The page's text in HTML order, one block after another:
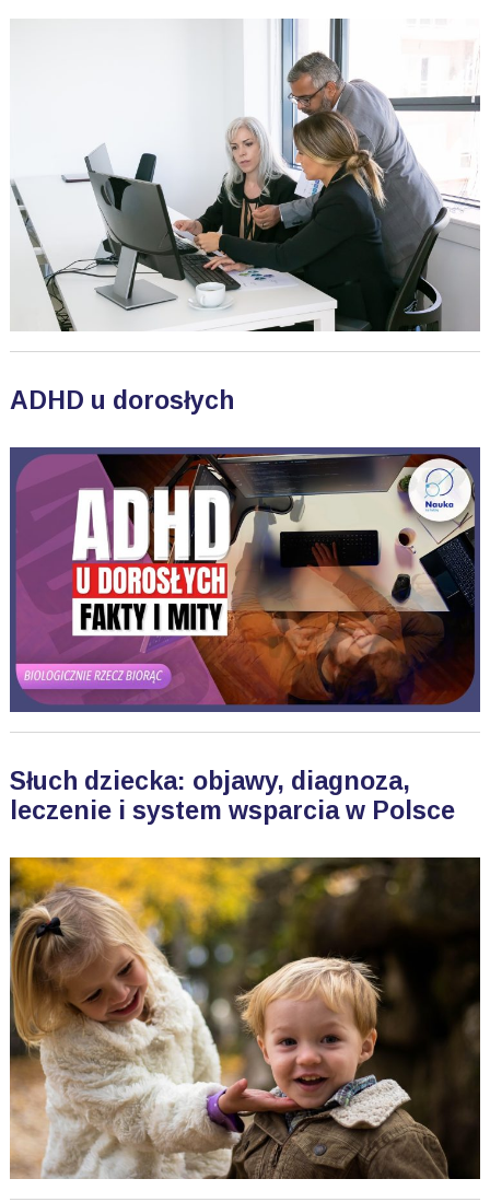
ADHD u dorosłych
Słuch dziecka: objawy, diagnoza,
leczenie i system wsparcia w Polsce